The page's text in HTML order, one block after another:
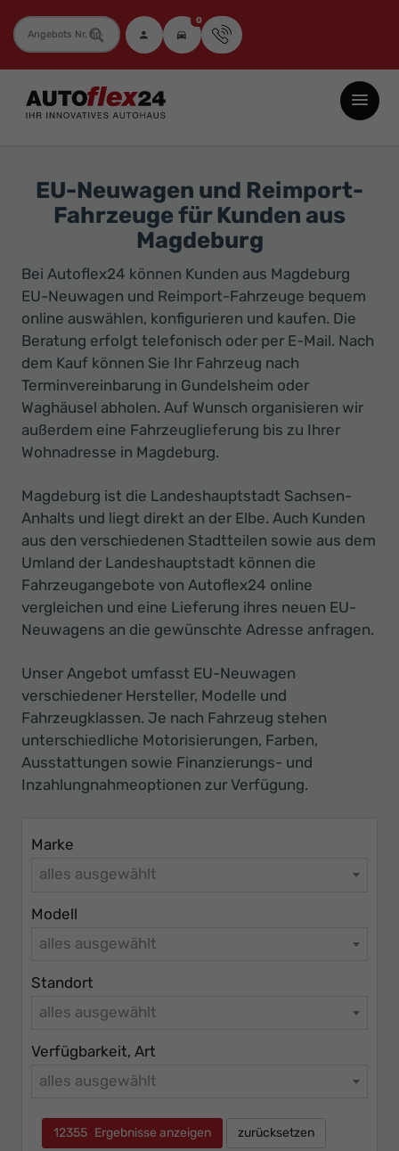
Fahrzeugnummer 0
Autoflex24
GmbH
Neuwagen
Jahreswagen
Gebrauchtwagen
zu
Top-
-
Ihr
Innovatives
Autohaus
EU-Neuwagen und Reimport-
Fahrzeuge für Kunden aus
Magdeburg
Bei Autoflex24 können Kunden aus Magdeburg
EU-Neuwagen und Reimport-Fahrzeuge bequem
online auswählen, konfigurieren und kaufen. Die
Beratung erfolgt telefonisch oder per E-Mail. Nach
dem Kauf können Sie Ihr Fahrzeug nach
Terminvereinbarung in Gundelsheim oder
Waghäusel abholen. Auf Wunsch organisieren wir
außerdem eine Fahrzeuglieferung bis zu Ihrer
Wohnadresse in Magdeburg.
Magdeburg ist die Landeshauptstadt Sachsen-
Anhalts und liegt direkt an der Elbe. Auch Kunden
aus den verschiedenen Stadtteilen sowie aus dem
Umland der Landeshauptstadt können die
Fahrzeugangebote von Autoflex24 online
vergleichen und eine Lieferung ihres neuen EU-
Neuwagens an die gewünschte Adresse anfragen.
Unser Angebot umfasst EU-Neuwagen
verschiedener Hersteller, Modelle und
Fahrzeugklassen. Je nach Fahrzeug stehen
unterschiedliche Motorisierungen, Farben,
Ausstattungen sowie Finanzierungs- und
Inzahlungnahmeoptionen zur Verfügung.
Marke
alles ausgewählt
Modell
alles ausgewählt
Standort
alles ausgewählt
Verfügbarkeit, Art
alles ausgewählt
12355 Ergebnisse anzeigen zurücksetzen